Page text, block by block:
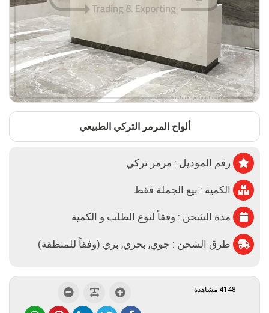
ألواح المرمر التركي الطبيعي
رقم الموديل : مرمر تركي
الكمية : بيع الجملة فقط
مدة الشحن : وفقاً لنوع الطلب و الكمية
طرق الشحن : جوي, بحري, بري (وفقاً للمنطقة)
4148 مشاهدة